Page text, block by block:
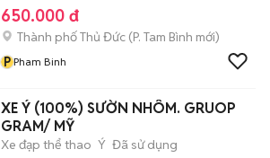
650.000 đ
Thành phố Thủ Đức (P. Tam Bình mới)
P Pham Binh
XE Ý (100%) SƯỜN NHÔM. GRUOP
GRAM/ MỸ
Xe đạp thể thao Ý Đã sử dụng